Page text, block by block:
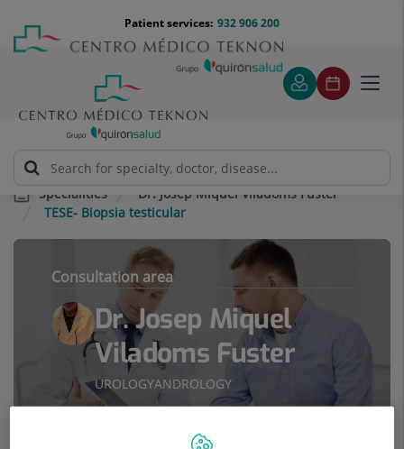
content
Menú
teléfono
cabecera
932 906 200
Patient services:
Specialities
Dr. Josep Miquel Viladoms Fuster
TESE- Biopsia testicular
Consultation area
Dr. Josep Miquel
Viladoms Fuster
UROLOGYANDROLOGY